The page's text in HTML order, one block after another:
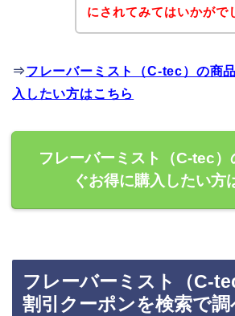
にされてみてはいかがで
⇒フレーバーミスト（C-tec）の商
入したい方はこちら
フレーバーミスト（C-tec）
ぐお得に購入したい方
フレーバーミスト（C-
割引クーポンを検索で調